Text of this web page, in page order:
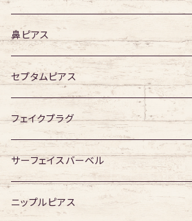
デザイン有り
316Lサージカルステンレス
ジュエル無し
ジュエル有り
サージカルチタン
ジュエル無し
ジュエル有り
鼻ピアス
ジュエル無し
ジュエル有り
セプタムピアス
ジュエル無し
ジュエル有り
フェイクプラグ
ジュエル無し
ジュエル有り
サーフェイスバーベル
ジュエル無し
ニップルピアス